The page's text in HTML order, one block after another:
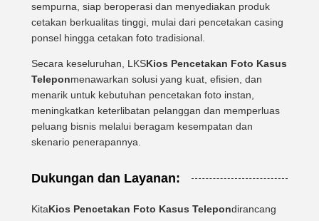
sempurna, siap beroperasi dan menyediakan produk
cetakan berkualitas tinggi, mulai dari pencetakan casing
ponsel hingga cetakan foto tradisional.
Secara keseluruhan, LKSKios Pencetakan Foto Kasus
Teleponmenawarkan solusi yang kuat, efisien, dan
menarik untuk kebutuhan pencetakan foto instan,
meningkatkan keterlibatan pelanggan dan memperluas
peluang bisnis melalui beragam kesempatan dan
skenario penerapannya.
Dukungan dan Layanan:
KitaKios Pencetakan Foto Kasus Telepondirancang